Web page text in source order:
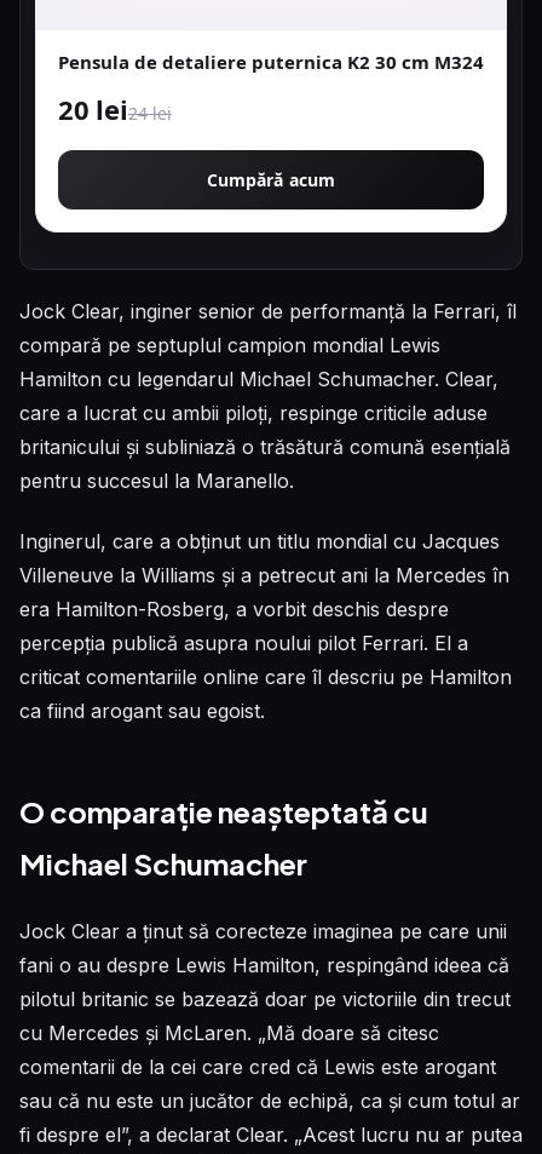
Pensula de detaliere puternica K2 30 cm M324
20 lei24 lei
Cumpără acum
Jock Clear, inginer senior de performanță la Ferrari, îl
compară pe septuplul campion mondial Lewis
Hamilton cu legendarul Michael Schumacher. Clear,
care a lucrat cu ambii piloți, respinge criticile aduse
britanicului și subliniază o trăsătură comună esențială
pentru succesul la Maranello.
Inginerul, care a obținut un titlu mondial cu Jacques
Villeneuve la Williams și a petrecut ani la Mercedes în
era Hamilton-Rosberg, a vorbit deschis despre
percepția publică asupra noului pilot Ferrari. El a
criticat comentariile online care îl descriu pe Hamilton
ca fiind arogant sau egoist.
O comparație neașteptată cu
Michael Schumacher
Jock Clear a ținut să corecteze imaginea pe care unii
fani o au despre Lewis Hamilton, respingând ideea că
pilotul britanic se bazează doar pe victoriile din trecut
cu Mercedes și McLaren. „Mă doare să citesc
comentarii de la cei care cred că Lewis este arogant
sau că nu este un jucător de echipă, ca și cum totul ar
fi despre el”, a declarat Clear. „Acest lucru nu ar putea